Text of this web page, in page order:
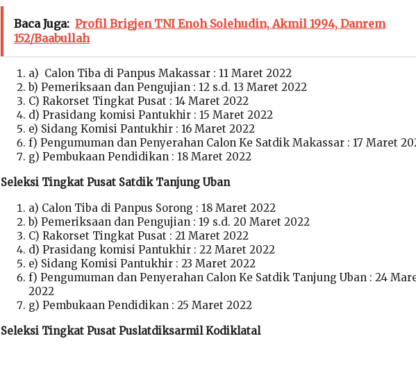
Baca Juga: Profil Brigjen TNI Enoh Solehudin, Akmil 1994, Danrem
152/Baabullah
a) Calon Tiba di Panpus Makassar : 11 Maret 2022
b) Pemeriksaan dan Pengujian : 12 s.d. 13 Maret 2022
C) Rakorset Tingkat Pusat : 14 Maret 2022
d) Prasidang komisi Pantukhir : 15 Maret 2022
e) Sidang Komisi Pantukhir : 16 Maret 2022
f) Pengumuman dan Penyerahan Calon Ke Satdik Makassar : 17 Maret
g) Pembukaan Pendidikan : 18 Maret 2022
Seleksi Tingkat Pusat Satdik Tanjung Uban
a) Calon Tiba di Panpus Sorong : 18 Maret 2022
b) Pemeriksaan dan Pengujian : 19 s.d. 20 Maret 2022
C) Rakorset Tingkat Pusat : 21 Maret 2022
d) Prasidang komisi Pantukhir : 22 Maret 2022
e) Sidang Komisi Pantukhir : 23 Maret 2022
f) Pengumuman dan Penyerahan Calon Ke Satdik Tanjung Uban : 24
2022
g) Pembukaan Pendidikan : 25 Maret 2022
Seleksi Tingkat Pusat Puslatdiksarmil Kodiklatal